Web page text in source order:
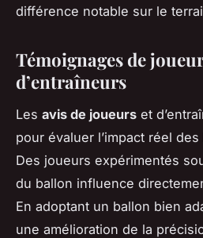
différence notable sur le
Témoignages de
d’entraîneurs
Les avis de joueurs et
pour évaluer l’impact réel
Des joueurs expérimentés
du ballon influence
En adoptant un ballon bien
une amélioration de la